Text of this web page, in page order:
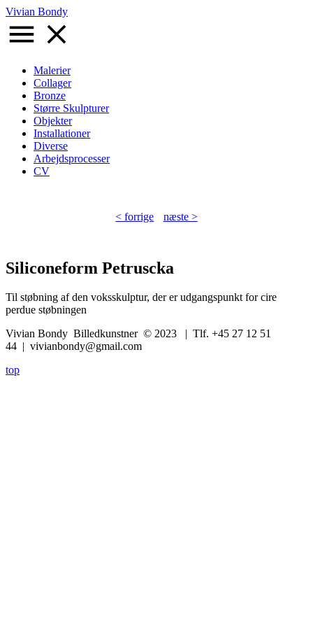
Gå
til
hovedindhold
Vivian Bondy
Primær
navigation
Malerier
Collager
Bronze
Større Skulpturer
Objekter
Installationer
Diverse
Arbejdsprocesser
CV
< forrige næste >
Siliconeform Petruscka
Til støbning af den voksskulptur, der er udgangspunkt for cire
perdue støbningen
Vivian Bondy Billedkunstner © 2023 | Tlf. +45 27 12 51
44 | vivianbondy@gmail.com
top